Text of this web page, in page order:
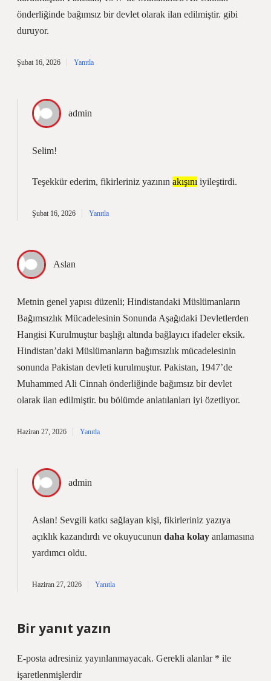
önderliğinde bağımsız bir devlet olarak ilan edilmiştir. gibi
duruyor.
Şubat 16, 2026 Yanıtla
admin
Selim!
Teşekkür ederim, fikirleriniz yazının akışını iyileştirdi.
Şubat 16, 2026 Yanıtla
Aslan
Metnin genel yapısı düzenli; Hindistandaki Müslümanların
Bağımsızlık Mücadelesinin Sonunda Aşağıdaki Devletlerden
Hangisi Kurulmuştur başlığı altında bağlayıcı ifadeler eksik.
Hindistan’daki Müslümanların bağımsızlık mücadelesinin
sonunda Pakistan devleti kurulmuştur. Pakistan, 1947’de
Muhammed Ali Cinnah önderliğinde bağımsız bir devlet
olarak ilan edilmiştir. bu bölümde anlatılanları iyi özetliyor.
Haziran 27, 2026 Yanıtla
admin
Aslan! Sevgili katkı sağlayan kişi, fikirleriniz yazıya
açıklık kazandırdı ve okuyucunun daha kolay anlamasına
yardımcı oldu.
Haziran 27, 2026 Yanıtla
Bir yanıt yazın
E-posta adresiniz yayınlanmayacak. Gerekli alanlar * ile
işaretlenmişlerdir